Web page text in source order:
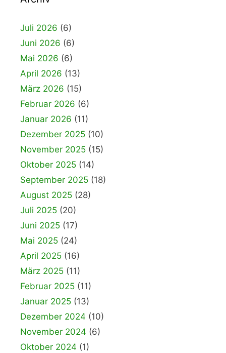
Juli 2026 (6)
Juni 2026 (6)
Mai 2026 (6)
April 2026 (13)
März 2026 (15)
Februar 2026 (6)
Januar 2026 (11)
Dezember 2025 (10)
November 2025 (15)
Oktober 2025 (14)
September 2025 (18)
August 2025 (28)
Juli 2025 (20)
Juni 2025 (17)
Mai 2025 (24)
April 2025 (16)
März 2025 (11)
Februar 2025 (11)
Januar 2025 (13)
Dezember 2024 (10)
November 2024 (6)
Oktober 2024 (1)